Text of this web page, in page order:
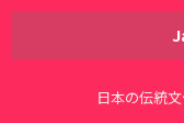
日本の伝統